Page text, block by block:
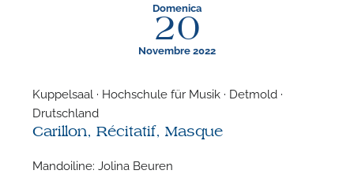
Domenica
20
Novembre 2022
Kuppelsaal · Hochschule für Musik · Detmold ·
Drutschland
Carillon, Récitatif, Masque
Mandoiline: Jolina Beuren